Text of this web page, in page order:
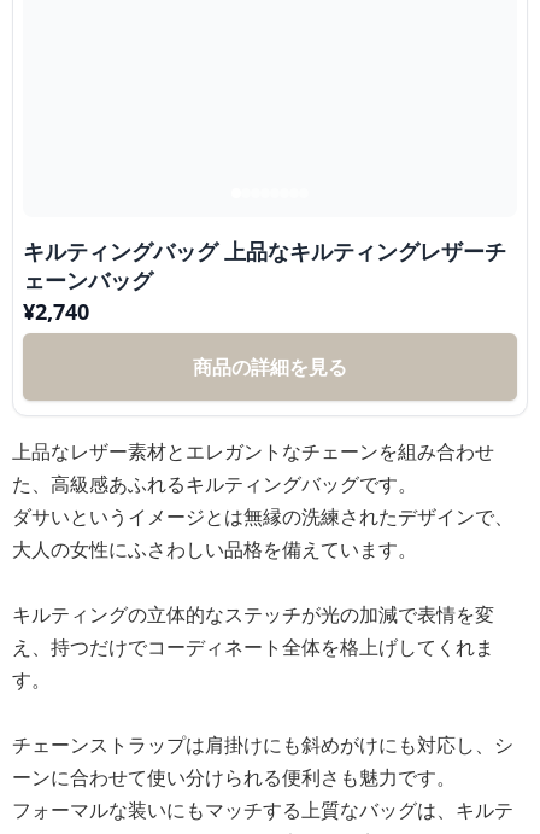
キルティングバッグ 上品なキルティングレザーチ
ェーンバッグ
¥2,740
商品の詳細を見る
上品なレザー素材とエレガントなチェーンを組み合わせ
た、高級感あふれるキルティングバッグです。
ダサいというイメージとは無縁の洗練されたデザインで、
大人の女性にふさわしい品格を備えています。
キルティングの立体的なステッチが光の加減で表情を変
え、持つだけでコーディネート全体を格上げしてくれま
す。
チェーンストラップは肩掛けにも斜めがけにも対応し、シ
ーンに合わせて使い分けられる便利さも魅力です。
フォーマルな装いにもマッチする上質なバッグは、キルテ